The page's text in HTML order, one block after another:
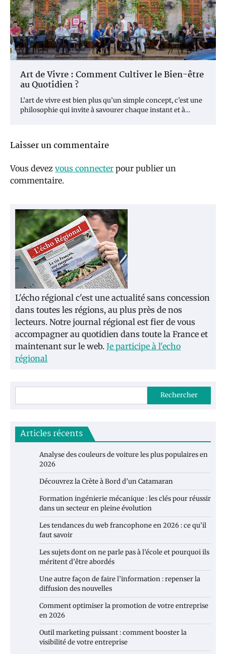
Art de Vivre : Comment Cultiver le Bien-être
au Quotidien ?
L’art de vivre est bien plus qu’un simple concept, c’est une
philosophie qui invite à savourer chaque instant et à…
Laisser un commentaire
Vous devez vous connecter pour publier un
commentaire.
L'écho régional c'est une actualité sans concession
dans toutes les régions, au plus près de nos
lecteurs. Notre journal régional est fier de vous
accompagner au quotidien dans toute la France et
maintenant sur le web. Je participe à l'echo
régional
Rechercher
Articles récents
Analyse des couleurs de voiture les plus populaires en
2026
Découvrez la Crète à Bord d’un Catamaran
Formation ingénierie mécanique : les clés pour réussir
dans un secteur en pleine évolution
Les tendances du web francophone en 2026 : ce qu’il
faut savoir
Les sujets dont on ne parle pas à l’école et pourquoi ils
méritent d’être abordés
Une autre façon de faire l’information : repenser la
diffusion des nouvelles
Comment optimiser la promotion de votre entreprise
en 2026
Outil marketing puissant : comment booster la
visibilité de votre entreprise